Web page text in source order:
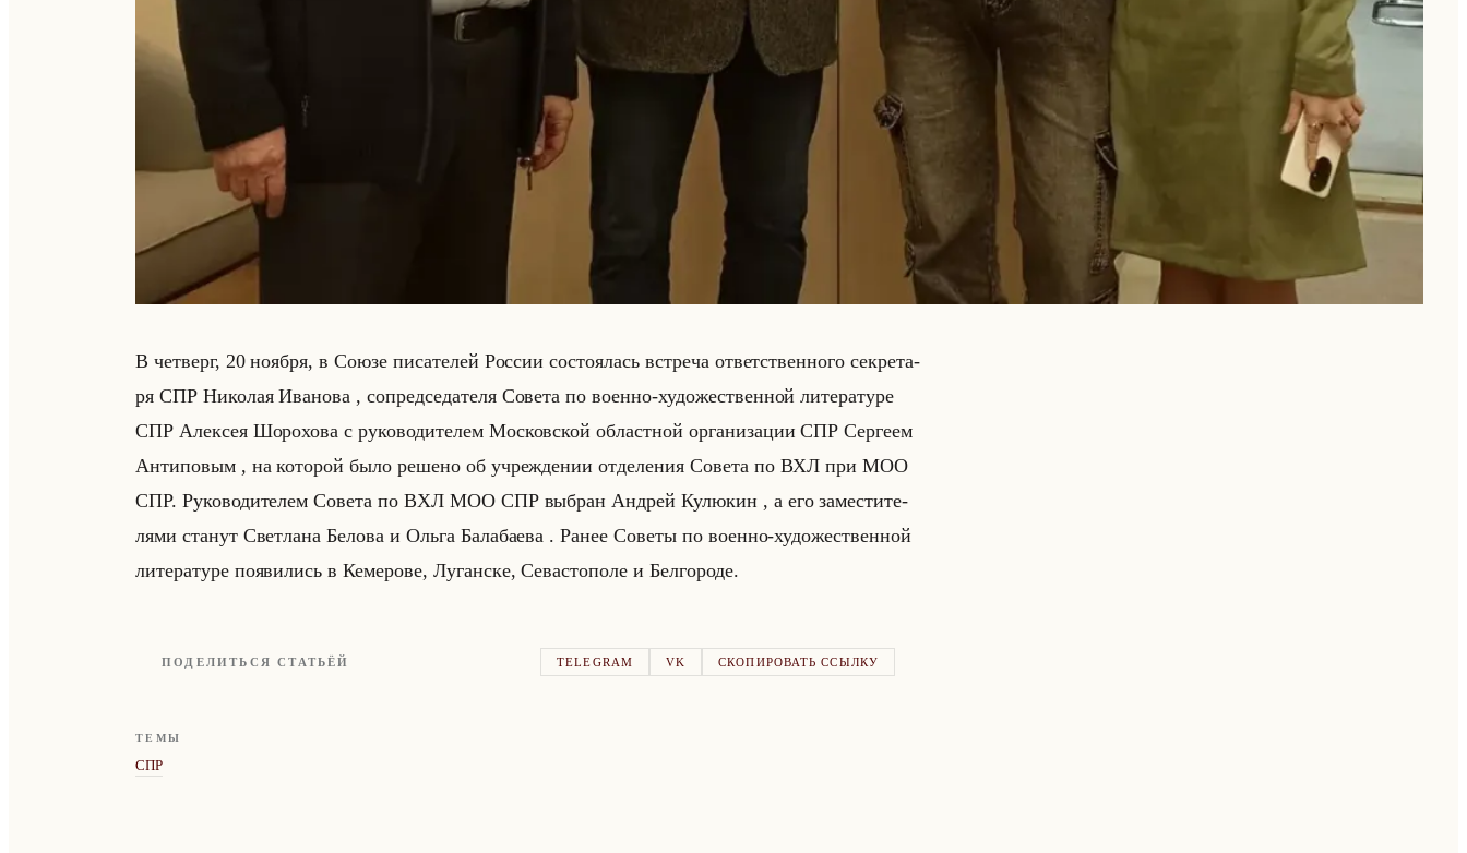
В чет­верг, 20 но­яб­ря, в Союзе пи­са­те­лей Рос­сии со­сто­ялась встре­ча от­вет­ствен­но­го сек­ре­та­
ря СПР Ни­ко­лая Ива­но­ва , со­пред­се­да­те­ля Со­ве­та по во­ен­но-ху­до­же­ствен­ной ли­те­ра­ту­ре
СПР Алек­сея Шо­ро­хо­ва с ру­ко­во­ди­те­лем Мос­ков­ской об­ласт­ной ор­га­ни­за­ции СПР Сер­ге­ем
Ан­ти­по­вым , на ко­то­рой было ре­ше­но об учре­жде­нии от­де­ле­ния Со­ве­та по ВХЛ при МОО
СПР. Ру­ко­во­ди­те­лем Со­ве­та по ВХЛ МОО СПР вы­бран Ан­дрей Ку­лю­кин , а его за­ме­сти­те­
ля­ми ста­нут Свет­ла­на Бе­ло­ва и Ольга Ба­ла­ба­ева . Ранее Со­ве­ты по во­ен­но-ху­до­же­ствен­ной
ли­те­ра­ту­ре по­яви­лись в Ке­ме­ро­ве, Лу­ган­ске, Се­ва­сто­по­ле и Бел­го­ро­де.
ПОДЕЛИТЬСЯ СТАТЬЁЙ TELEGRAM VK СКОПИРОВАТЬ ССЫЛКУ
ТЕМЫ
СПР